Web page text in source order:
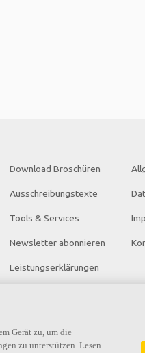
Download Broschüren
Ausschreibungstexte
Tools & Services
Newsletter abonnieren
Leistungserklärungen
Gerät zu, um die
zu unterstützen. Lesen